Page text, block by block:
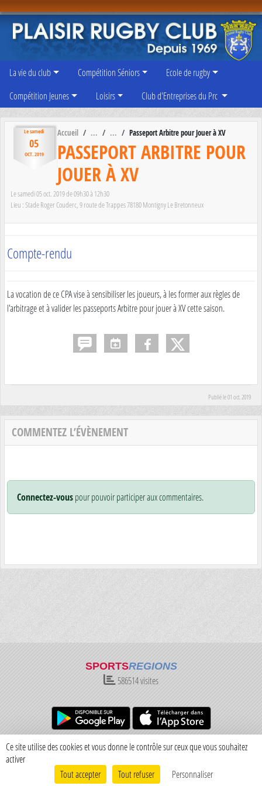
La vie du club Compétition Séniors
Ecole de rugby
Compétition Jeunes
Loisirs Club d'Entreprises du Prc
Lesamedi
05
OCT. 2019
Accueil Passeport Arbitre pour Jouer à XV
PASSEPORT ARBITRE POUR
JOUER À XV
Lesamedi05oct. 2019de 09h30 à 12h30
Lieu :Stade Roger Couderc, 9 route de Trappes78180Montigny Le Bretonneux
Compte-rendu
La vocation de ce CPA vise à sensibiliser les joueurs, à les former aux règles de
l'arbitrage et à valider les passeports Arbitre pour jouer à XV cette saison.
Publié le01 oct. 2019
COMMENTEZ L’ÉVÈNEMENT
Connectez-vouspour pouvoir participer aux commentaires.
SPORTSREGIONS
586514visites
Charte cookies Gestion des cookies
Envie de participer ?
Connexion
Panneau de gestion des cookies
Ce site utilise des cookies et vous donne le contrôle sur ceux que vous souhaitez
activer
Tout accepter
Tout refuser Personnaliser